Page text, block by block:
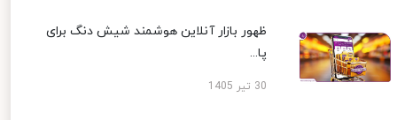
ظهور بازار آنلاین هوشمند شیش دنگ برای
پا...
30 تیر 1405